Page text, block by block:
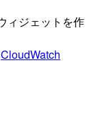
ィジェットを作
CloudWatch